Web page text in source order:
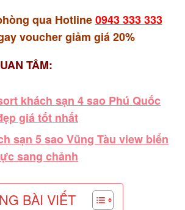
qua Hotline 0943 333 333
voucher giảm giá 20%
TÂM:
khách sạn 4 sao Phú Quốc
giá tốt nhất
sạn 5 sao Vũng Tàu view biển
sang chảnh
BÀI VIẾT